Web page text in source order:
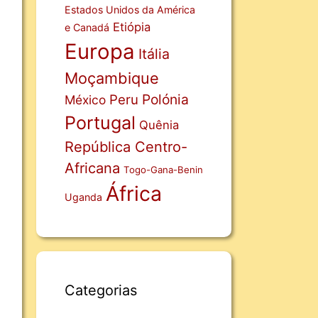
Estados Unidos da América
e Canadá Etiópia
Europa Itália
Moçambique
México Peru Polónia
Portugal Quênia
República Centro-
Africana Togo-Gana-Benin
Uganda África
Categorias